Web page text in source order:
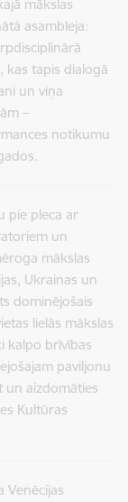
mākslas
asambleja:
kas tapis dialogā
un viņa
–
notikumu
pie pleca ar
un
mākslas
Ukrainas un
dominējošais
lielās mākslas
kalpo brīvības
paviljonu
un aizdomāties
Kultūras
Venēcijas